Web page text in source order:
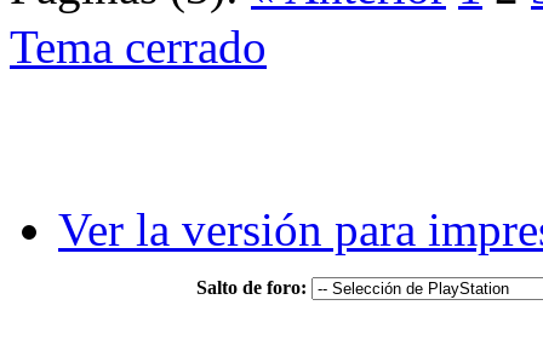
Tema cerrado
Ver la versión para
Salto de foro: